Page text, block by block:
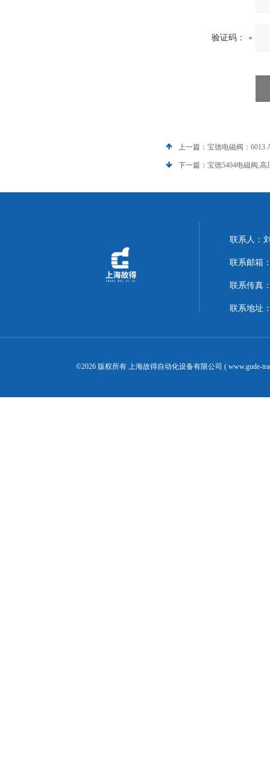
验证码：
上一篇： 宝德电磁阀：6013
下一篇： 宝德5404电磁阀,
联系人：
联系邮箱
联系传真
联系地址
©2026 版权所有 上海故得自动化设备有限公司 ( www.gude-